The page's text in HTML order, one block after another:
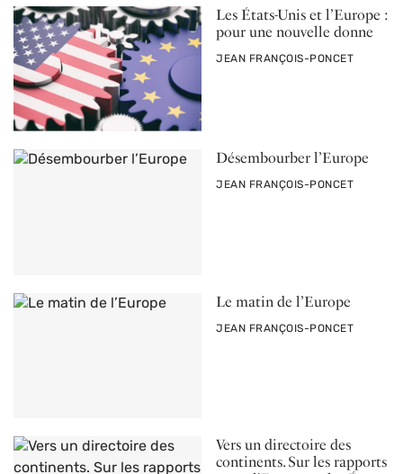
Les États-Unis et l’Europe :
pour une nouvelle donne
PAR
JEAN FRANÇOIS-PONCET
Désembourber l’Europe
PAR
JEAN FRANÇOIS-PONCET
Le matin de l’Europe
PAR
JEAN FRANÇOIS-PONCET
Vers un directoire des
continents. Sur les rapports